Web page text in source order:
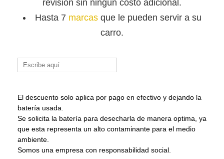
revisión sin ningún costo adicional.
Hasta 7 marcasque le pueden servir a su
carro.
Buscar:
El descuento solo aplica por pago en efectivo y dejando la
batería usada.
Se solicita la batería para desecharla de manera optima, ya
que esta representa un alto contaminante para el medio
ambiente.
Somos una empresa con responsabilidad social.